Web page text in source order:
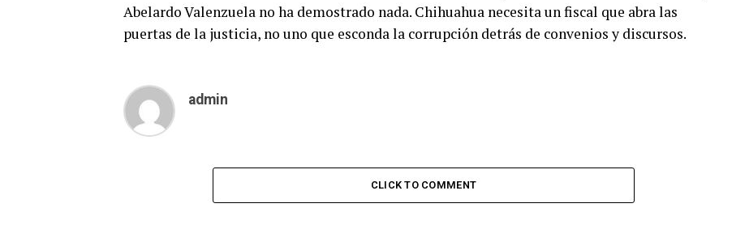
Abelardo Valenzuela no ha demostrado nada. Chihuahua necesita un fiscal que abra las
puertas de la justicia, no uno que esconda la corrupción detrás de convenios y discursos.
admin
CLICK TO COMMENT